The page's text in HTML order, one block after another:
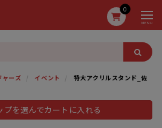
0
MENU
ャーズ イベント
特大アクリルスタンド_佐
プを選んでカートに入れる